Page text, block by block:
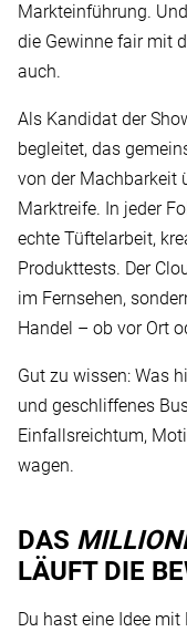
Markteinführung.
die Gewinne fair mit
auch.
Als Kandidat der
begleitet, das
von der Machbarkeit
Marktreife. In jeder
echte Tüftelarbeit,
Produkttests. Der
im Fernsehen,
Handel – ob vor Ort
Gut zu wissen: Was
und geschliffenes
Einfallsreichtum,
wagen.
DAS
LÄUFT DIE
Du hast eine Idee